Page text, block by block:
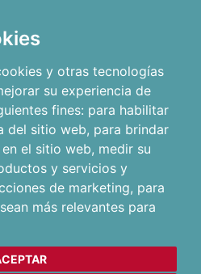
y otras tecnologías
su experiencia de
fines: para habilitar
del sitio web, para brindar
el sitio web, medir su
y servicios y
de marketing, para
más relevantes para